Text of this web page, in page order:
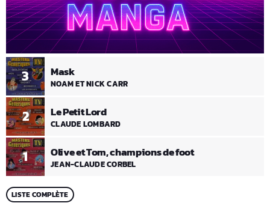
1 Olive et Tom, champions de foot
JEAN-CLAUDE CORBEL
2 Le Petit Lord
CLAUDE LOMBARD
3 Mask
NOAM ET NICK CARR
LISTE COMPLÈTE